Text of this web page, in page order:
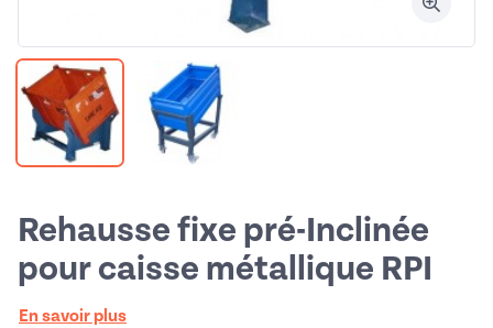
Rehausse fixe pré-Inclinée
pour caisse métallique RPI
En savoir plus